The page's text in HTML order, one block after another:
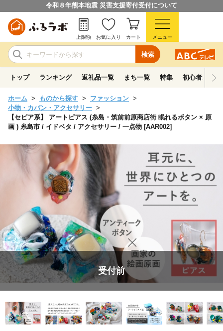
令和８年熊本地震 災害支援寄付受付について
検索
上限額 お気に入り カート メニュー
トップ ランキング 返礼品一覧 まち一覧 特集 初心者ガイド
ホーム ものから探す
ファッション
小物・カバン・アクセサリー
【セピア系】 アートピアス (糸島・筑前前原商店街 眠れるボタン × 原
画 ) 糸島市 / イドベタ / アクセサリー / 一点物 [AAR002]
受付前